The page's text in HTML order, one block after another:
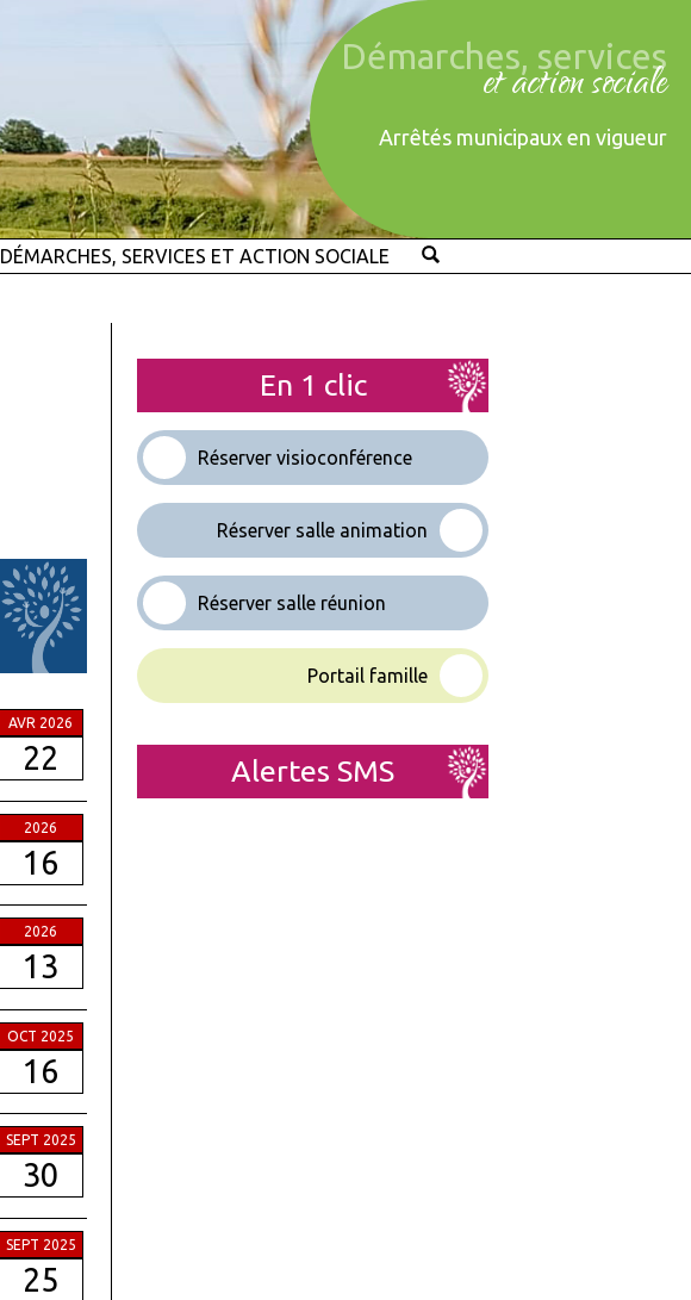
Démarches, services
et action sociale
Arrêtés municipaux en vigueur
DÉMARCHES, SERVICES ET ACTION SOCIALE
AVR 2026
22
2026
16
2026
13
OCT 2025
16
SEPT 2025
30
SEPT 2025
25
En 1 clic
Réserver visioconférence
Réserver salle animation
Réserver salle réunion
Portail famille
Alertes SMS